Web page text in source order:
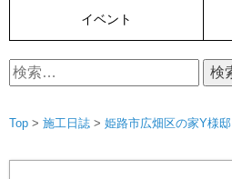
イベント
検
索:
Top > 施工日誌 > 姫路市広畑区の家Y様邸